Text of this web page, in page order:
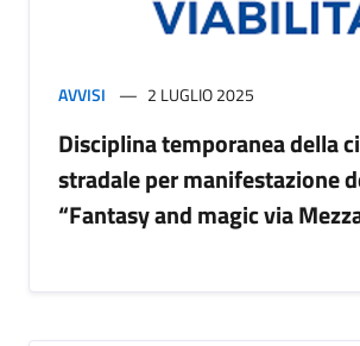
AVVISI 2 LUGLIO 2025
Disciplina temporanea della
stradale per manifestazione
“Fantasy and magic via